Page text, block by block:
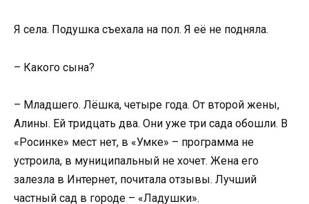
Я села. Подушка съехала на пол. Я её не подняла.
– Какого сына?
– Младшего. Лёшка, четыре года. От второй жены,
Алины. Ей тридцать два. Они уже три сада обошли. В
«Росинке» мест нет, в «Умке» – программа не
устроила, в муниципальный не хочет. Жена его
залезла в Интернет, почитала отзывы. Лучший
частный сад в городе – «Ладушки».